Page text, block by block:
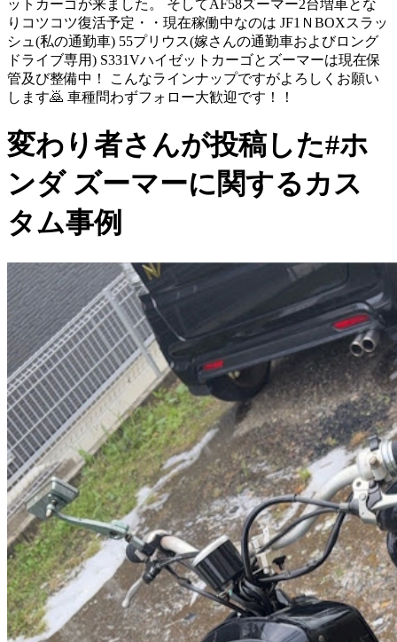
ットカーゴが来ました。 そしてAF58ズーマー2台増車とな
りコツコツ復活予定・・現在稼働中なのは JF1ＮBOXスラッ
シュ(私の通勤車) 55プリウス(嫁さんの通勤車およびロング
ドライブ専用) S331Vハイゼットカーゴとズーマーは現在保
管及び整備中！ こんなラインナップですがよろしくお願い
します🙇 車種問わずフォロー大歓迎です！！
変わり者さんが投稿した#ホ
ンダ ズーマーに関するカス
タム事例